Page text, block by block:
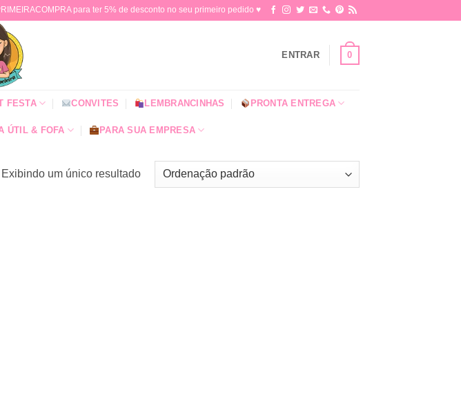
para ter 5% de desconto no seu primeiro pedido ♥​
ENTRAR 0
FESTA CONVITES LEMBRANCINHAS PRONTA ENTREGA
ÚTIL & FOFA PARA SUA EMPRESA
Exibindo um único resultado